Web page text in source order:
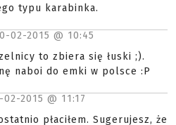
typu karabinka.
02-2015 @ 10:45
to zbiera się łuski ;).
naboi do emki w polsce :P
02-2015 @ 11:17
płaciłem. Sugerujesz, że